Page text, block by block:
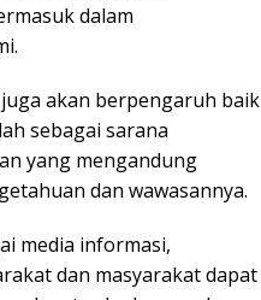
dalam
akan berpengaruh baik
sebagai sarana
yang mengandung
dan wawasannya.
media informasi,
dan masyarakat dapat